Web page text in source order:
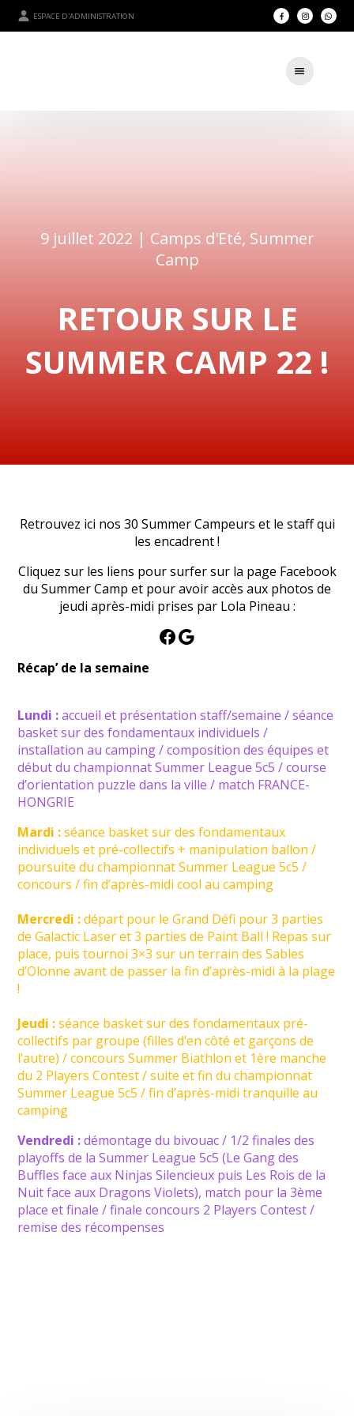
ESPACE D'ADMINISTRATION
9 juillet 2022 | Camps d'Eté, Summer
Camp
RETOUR SUR LE
SUMMER CAMP 22 !
Retrouvez ici nos 30 Summer Campeurs et le staff qui
les encadrent !
Cliquez sur les liens pour surfer sur la page Facebook
du Summer Camp et pour avoir accès aux photos de
jeudi après-midi prises par Lola Pineau :
Facebook
Google
Récap’ de la semaine
Lundi :accueil et présentation staff/semaine / séance
basket sur des fondamentaux individuels /
installation au camping / composition des équipes et
début du championnat Summer League 5c5 / course
d’orientation puzzle dans la ville / match FRANCE-
HONGRIE
Mardi :séance basket sur des fondamentaux
individuels et pré-collectifs + manipulation ballon /
poursuite du championnat Summer League 5c5 /
concours / fin d’après-midi cool au camping
Mercredi :départ pour le Grand Défi pour 3 parties
de Galactic Laser et 3 parties de Paint Ball ! Repas sur
place, puis tournoi 3×3 sur un terrain des Sables
d’Olonne avant de passer la fin d’après-midi à la plage
!
Jeudi :séance basket sur des fondamentaux pré-
collectifs par groupe (filles d’en côté et garçons de
l’autre) / concours Summer Biathlon et 1ère manche
du 2 Players Contest / suite et fin du championnat
Summer League 5c5 / fin d’après-midi tranquille au
camping
Vendredi :démontage du bivouac / 1/2 finales des
playoffs de la Summer League 5c5 (Le Gang des
Buffles face aux Ninjas Silencieux puis Les Rois de la
Nuit face aux Dragons Violets), match pour la 3ème
place et finale / finale concours 2 Players Contest /
remise des récompenses